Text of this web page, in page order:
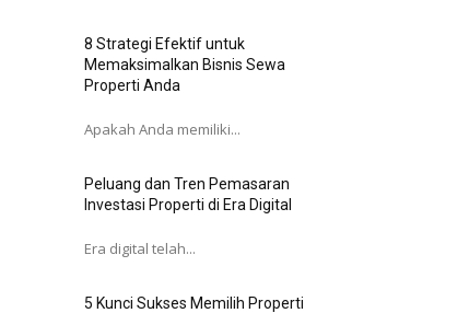
8 Strategi Efektif untuk
Memaksimalkan Bisnis Sewa
Properti Anda
Apakah Anda memiliki...
Peluang dan Tren Pemasaran
Investasi Properti di Era Digital
Era digital telah...
5 Kunci Sukses Memilih Properti